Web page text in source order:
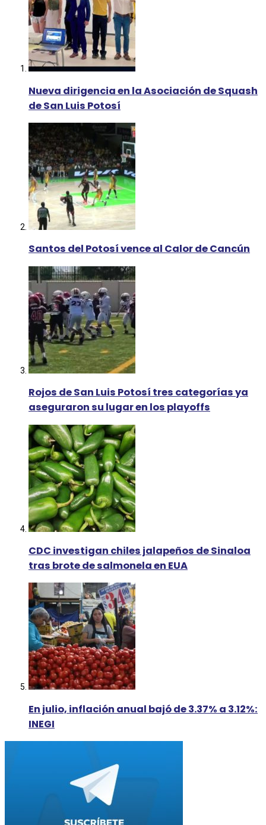
Nueva dirigencia en la Asociación de Squash
de San Luis Potosí
Santos del Potosí vence al Calor de Cancún
Rojos de San Luis Potosí tres categorías ya
aseguraron su lugar en los playoffs
CDC investigan chiles jalapeños de Sinaloa
tras brote de salmonela en EUA
En julio, inflación anual bajó de 3.37% a 3.12%:
INEGI